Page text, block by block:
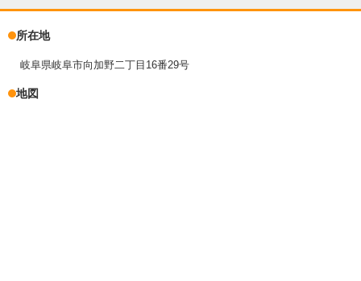
所在地
岐阜県岐阜市向加野二丁目16番29号
地図